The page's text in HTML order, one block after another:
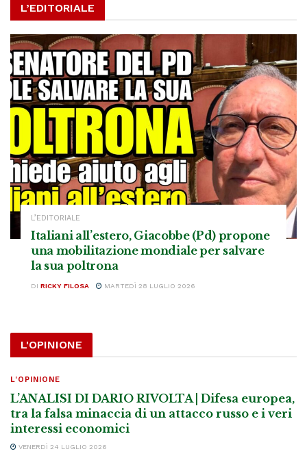
L’EDITORIALE
L’EDITORIALE
Italiani all’estero, Giacobbe (Pd) propone
una mobilitazione mondiale per salvare
la sua poltrona
DI RICKY FILOSA MARTEDÌ 28 LUGLIO 2026
L'OPINIONE
L'OPINIONE
L’ANALISI DI DARIO RIVOLTA | Difesa europea,
tra la falsa minaccia di un attacco russo e i veri
interessi economici
VENERDÌ 24 LUGLIO 2026